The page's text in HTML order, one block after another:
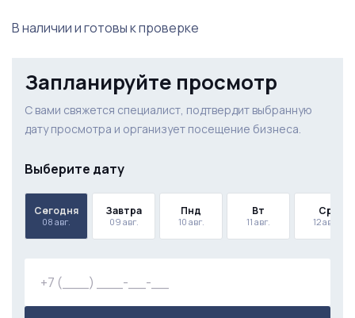
В наличии и готовы к проверке
Запланируйте просмотр
С вами свяжется специалист, подтвердит выбранную
дату просмотра и организует посещение бизнеса.
Выберите дату
Сегодня
08 авг.
Завтра
09 авг.
Пнд
10 авг.
Вт
11 авг.
Ср
12 авг.